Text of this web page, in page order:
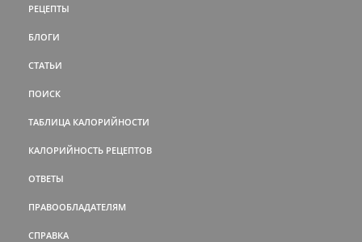
РЕЦЕПТЫ
БЛОГИ
СТАТЬИ
ПОИСК
ТАБЛИЦА КАЛОРИЙНОСТИ
КАЛОРИЙНОСТЬ РЕЦЕПТОВ
ОТВЕТЫ
ПРАВООБЛАДАТЕЛЯМ
СПРАВКА